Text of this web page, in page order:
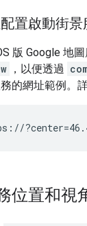
置啟動街景
版 Google 地
，以便透過
的網址範例。
位置和視